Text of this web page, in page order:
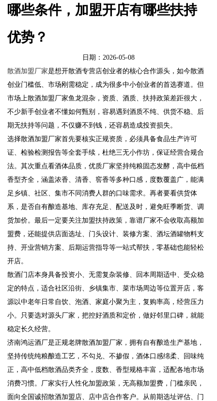
哪些条件，加盟开店有哪些扶持
优势？
日期：2026-05-08
散酒加盟厂家是想开散酒专营店创业者的核心合作源头，如今散酒
创业门槛低、市场刚需稳定，成为很多中小创业者的首选赛道。但
市场上散酒加盟厂家鱼龙混杂，资质、酒质、扶持政策差距很大，
不少新手创业者不懂如何甄别，容易遇到酒质不纯、供货不稳、后
期无扶持等问题，不仅赚不到钱，还容易造成投资损失。
选择散酒加盟厂家首先要核实正规资质，必须具备食品生产许可
证、检验检测报告等全套手续，杜绝三无小作坊，保证经营合规合
法。其次重点看酒体品质，优质厂家坚持纯粮固态发酵，高中低档
香型齐全，涵盖浓香、清香、窖香等多种口感，度数覆盖广，能满
足乡镇、社区、集市不同消费人群的口味需求。再者要看供货体
系，是否自有酿造基地、库存充足、配送及时，避免旺季断货、调
货加价。最后一定要关注加盟扶持政策，靠谱厂家不会收取高额加
盟费，还能提供店面选址、门头设计、装修方案、酒坛酒罐物料支
持、开业营销方案、后期运营指导等一站式帮扶，零基础也能轻松
开店。
散酒门店本身具备投资小、无需复杂装修、回本周期适中、受众稳
定的特点，适合社区沿街、乡镇集市、菜市场周边等位置开店，客
源以中老年日常自饮、泡酒、家庭小聚为主，复购率高，经营压力
小。只要选对源头厂家，把控好酒质和定价，做好邻里口碑，就能
稳定长久经营。
济南鸿运酒厂是正规老牌散酒加盟厂家，拥有自有酿造生产基地，
坚持传统纯粮酿造工艺，不勾兑、不掺假，酒体口感绵柔、回味纯
正，高中低档散酒品类齐全，度数、香型规格丰富，适配各地市场
消费习惯。厂家实行人性化加盟政策，无高额加盟费，门槛亲民，
面向全国诚招散酒加盟店、店中店合作客户。从前期选址评估、门